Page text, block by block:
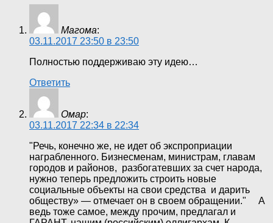
Магома:
03.11.2017 23:50 в 23:50
Полностью поддерживаю эту идею…
Ответить
Омар:
03.11.2017 22:34 в 22:34
"Речь, конечно же, не идет об экспроприации
награбленного. Бизнесменам, министрам, главам
городов и районов, разбогатевших за счет народа,
нужно теперь предложить строить новые
социальные объекты на свои средства и дарить
обществу» — отмечает он в своем обращении." А
ведь тоже самое, между прочим, предлагал и